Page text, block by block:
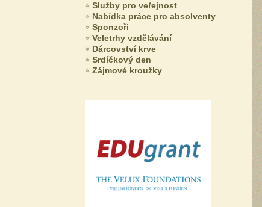
Služby pro veřejnost
Nabídka práce pro absolventy
Sponzoři
Veletrhy vzdělávání
Dárcovství krve
Srdíčkový den
Zájmové kroužky